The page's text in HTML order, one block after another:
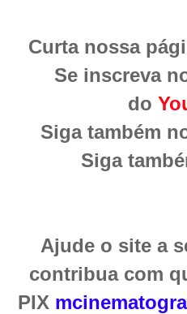
Curta nossa
Se inscreva
do
Siga também
Siga
Ajude o site a
contribua com
PIX